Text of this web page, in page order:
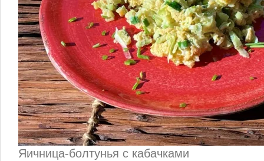
Яичница-болтунья с кабачками